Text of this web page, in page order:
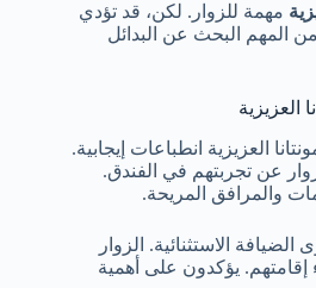
مهمة للزوار. لكن، قد تؤدي
المهم البحث عن البدائل
العزيزية
العزيزية انطباعات إيجابية.
عن تجربتهم في الفندق.
والمرافق المريحة.
الضيافة الاستثنائية. الزوار
إقامتهم. يؤكدون على أهمية